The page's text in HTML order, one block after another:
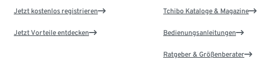
Jetzt kostenlos registrieren
Jetzt Vorteile entdecken
Tchibo Kataloge & Magazine
Bedienungsanleitungen
Ratgeber & Größenberater